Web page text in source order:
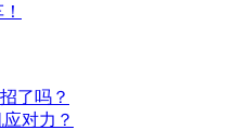
了吗？
对力？